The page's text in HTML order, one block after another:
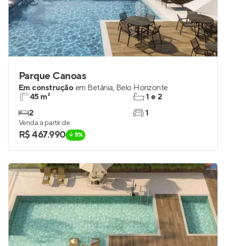
Parque Canoas
Em construção em Betânia, Belo Horizonte
45 m²
2
1 e 2
1
Venda a partir de
R$ 467.990 5%